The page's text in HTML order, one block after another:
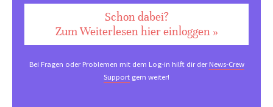
Schon dabei?
Zum Weiterlesen hier einloggen »
Bei Fragen oder Problemen mit dem Log-in hilft dir derNews-Crew
Support gern weiter!